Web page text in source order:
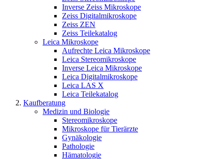
Inverse Zeiss Mikroskope
Zeiss Digitalmikroskope
Zeiss ZEN
Zeiss Teilekatalog
Leica Mikroskope
Aufrechte Leica Mikroskope
Leica Stereomikroskope
Inverse Leica Mikroskope
Leica Digitalmikroskope
Leica LAS X
Leica Teilekatalog
Kaufberatung
Medizin und Biologie
Stereomikroskope
Mikroskope für Tierärzte
Gynäkologie
Pathologie
Hämatologie